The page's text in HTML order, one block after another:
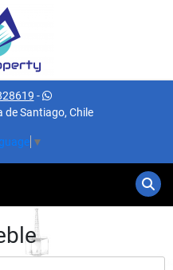
-
Santiago, Chile
▼